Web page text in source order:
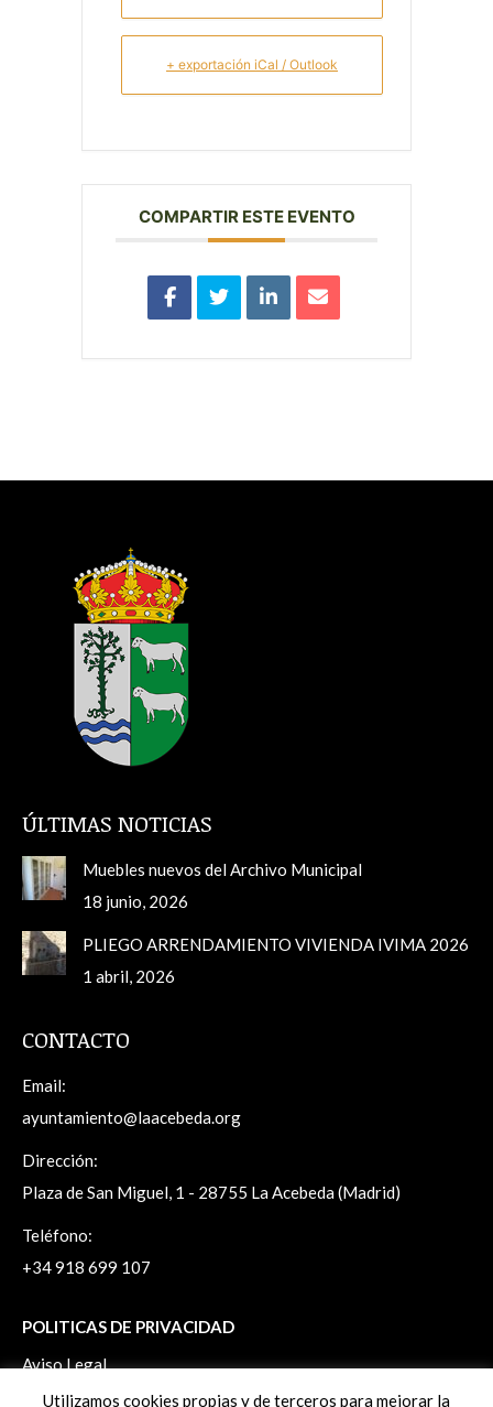
+ exportación iCal / Outlook
COMPARTIR ESTE EVENTO
ÚLTIMAS NOTICIAS
Muebles nuevos del Archivo Municipal
18 junio, 2026
PLIEGO ARRENDAMIENTO VIVIENDA IVIMA 2026
1 abril, 2026
CONTACTO
Email:
ayuntamiento@laacebeda.org
Dirección:
Plaza de San Miguel, 1 - 28755 La Acebeda (Madrid)
Teléfono:
+34 918 699 107
POLITICAS DE PRIVACIDAD
Aviso Legal
Politica de Privacidad
Utilizamos cookies propias y de terceros para mejorar la